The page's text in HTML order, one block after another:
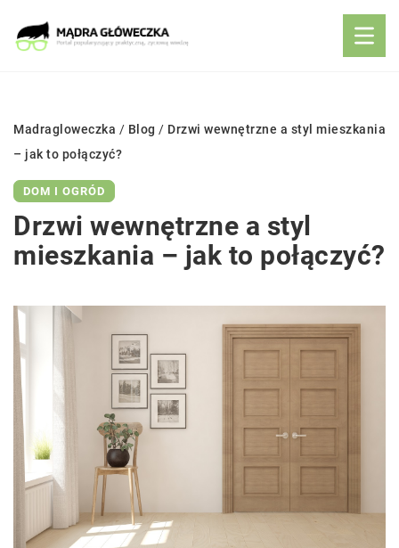
Madragloweczka / Blog / Drzwi wewnętrzne a styl mieszkania
– jak to połączyć?
DOM I OGRÓD
Drzwi wewnętrzne a styl
mieszkania – jak to połączyć?